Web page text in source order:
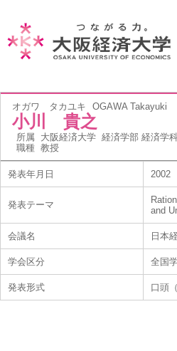
オガワ タカユキ OGAWA Takayuki
小川 貴之
所属 大阪経済大学 経済学部 経済学
職種 教授
発表年月日 2002
発表テーマ
and
会議名 日本
学会区分 全国
発表形式 口頭